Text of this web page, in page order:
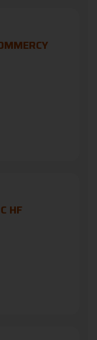
HF